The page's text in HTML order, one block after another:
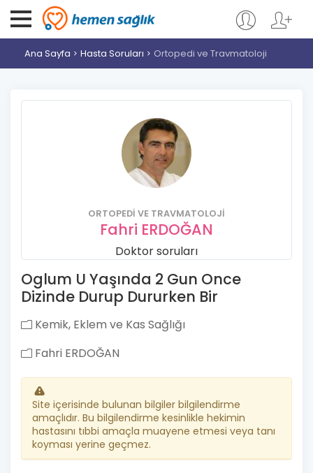
Ana Sayfa Hasta Soruları Ortopedi ve Travmatoloji
ORTOPEDI VE TRAVMATOLOJI
Fahri ERDOĞAN
Doktor soruları
Oglum U Yaşında 2 Gun Once
Dizinde Durup Dururken Bir
Kemik, Eklem ve Kas Sağlığı
Fahri ERDOĞAN
Site içerisinde bulunan bilgiler bilgilendirme
amaçlıdır. Bu bilgilendirme kesinlikle hekimin
hastasını tıbbi amaçla muayene etmesi veya tanı
koyması yerine geçmez.